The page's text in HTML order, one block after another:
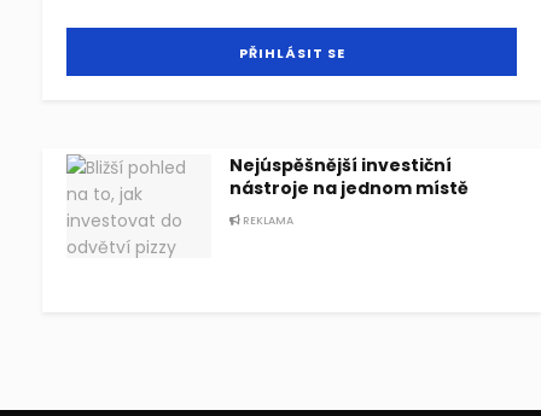
Nejúspěšnější investiční
nástroje na jednom místě
REKLAMA